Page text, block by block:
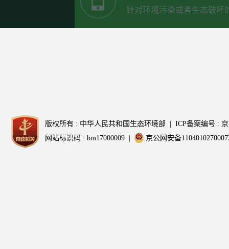
针对环境污染或者生态破坏
版权所有 : 中华人民共和国生态环境部 | ICP备案编号 : 京
网站标识码 : bm17000009 |
京公网安备